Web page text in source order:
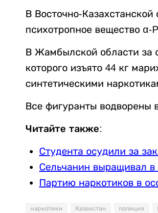
В Восточно-
психотропное вещество α-
В Жамбылской области за
которого изъято 44 кг
синтетическими
Все фигуранты водворены
Читайте также:
Студента осудили за
Сельчанин выращивал
Партию наркотиков в
наркотики Казахстан полиция